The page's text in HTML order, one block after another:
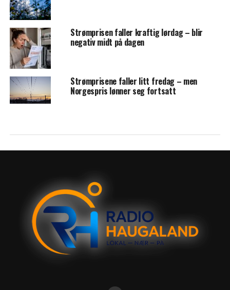
Strømprisen faller kraftig lørdag – blir
negativ midt på dagen
Strømprisene faller litt fredag – men
Norgespris lønner seg fortsatt